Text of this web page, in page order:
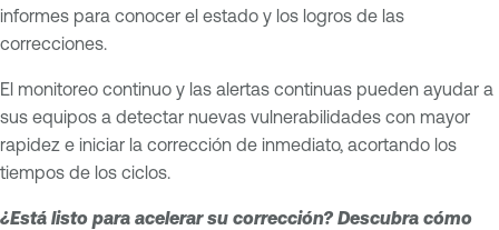
informes para conocer el estado y los logros de las
correcciones.
El monitoreo continuo y las alertas continuas pueden ayudar a
sus equipos a detectar nuevas vulnerabilidades con mayor
rapidez e iniciar la corrección de inmediato, acortando los
tiempos de los ciclos.
¿Está listo para acelerar su corrección? Descubra cómo